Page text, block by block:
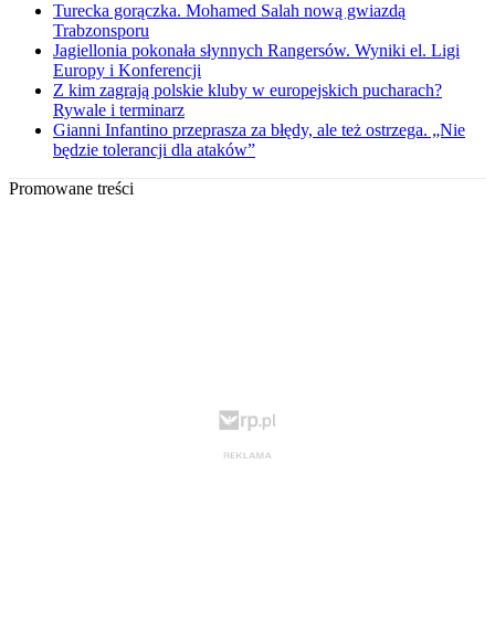
Turecka gorączka. Mohamed Salah nową gwiazdą
Trabzonsporu
Jagiellonia pokonała słynnych Rangersów. Wyniki el. Ligi
Europy i Konferencji
Z kim zagrają polskie kluby w europejskich pucharach?
Rywale i terminarz
Gianni Infantino przeprasza za błędy, ale też ostrzega. „Nie
będzie tolerancji dla ataków”
Promowane treści